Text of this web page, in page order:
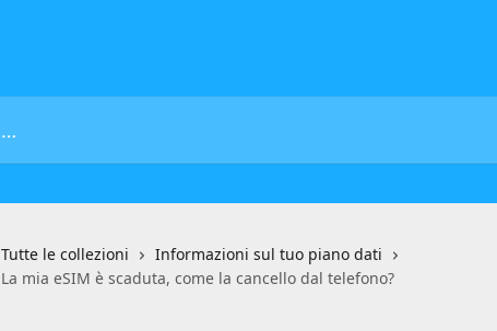
Tutte le collezioni
Informazioni sul tuo piano dati
La mia eSIM è scaduta, come la cancello dal telefono?